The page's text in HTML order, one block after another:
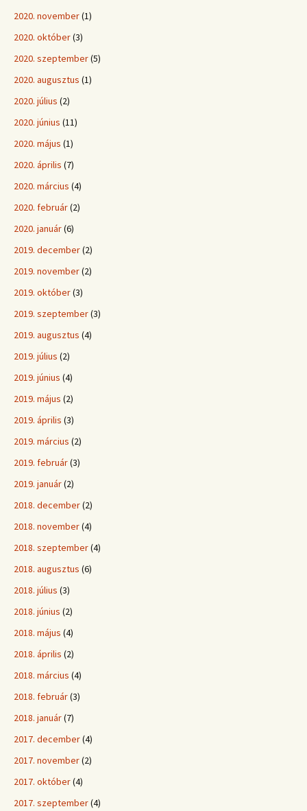
2020. november(1)
2020. október(3)
2020. szeptember(5)
2020. augusztus (1)
2020. július (2)
2020. június (11)
2020. május (1)
2020. április (7)
2020. március (4)
2020. február(2)
2020. január(6)
2019. december(2)
2019. november(2)
2019. október(3)
2019. szeptember(3)
2019. augusztus (4)
2019. július (2)
2019. június (4)
2019. május (2)
2019. április (3)
2019. március (2)
2019. február(3)
2019. január(2)
2018. december(2)
2018. november(4)
2018. szeptember(4)
2018. augusztus (6)
2018. július (3)
2018. június (2)
2018. május (4)
2018. április (2)
2018. március (4)
2018. február(3)
2018. január(7)
2017. december(4)
2017. november(2)
2017. október(4)
2017. szeptember(4)